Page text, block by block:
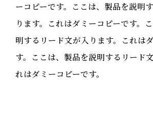
ーコピーです。ここは、製品を説明
ります。これはダミーコピーです。
明するリード文が入ります。これは
す。ここは、製品を説明するリード
れはダミーコピーです。